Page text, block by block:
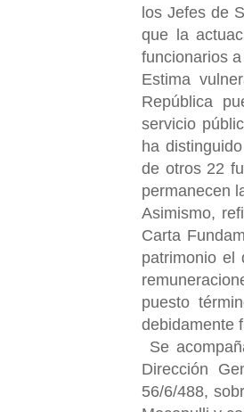
los Jefes de
que la
funcionarios
Estima
República
servicio
ha
de otros 22
permanecen
Asimismo,
Carta
patrimonio el
puesto
debidamente
Se
Dirección
56/6/488,